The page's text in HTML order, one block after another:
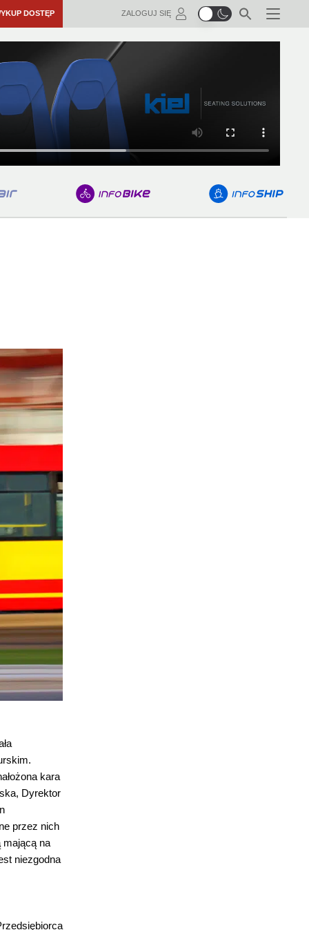
DOSTĘP ZALOGUJ SIĘ Menu
kara
Dyrektor
przez nich
mającą na
niezgodna